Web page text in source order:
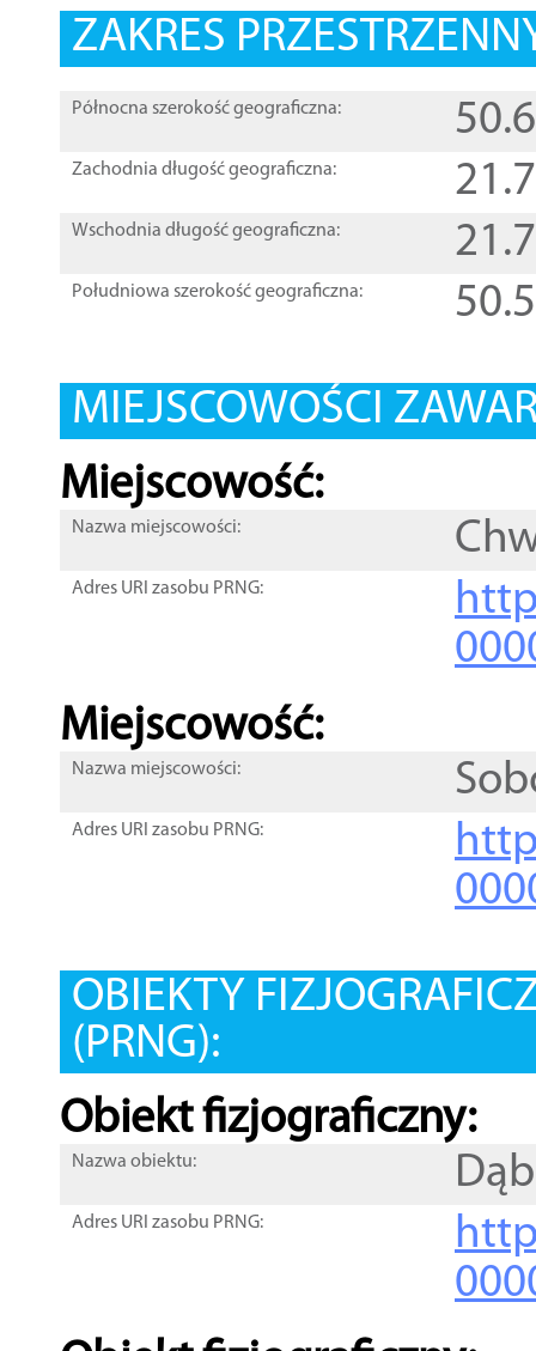
ZAKRES
Północna szerokość geograficzna:
Zachodnia długość geograficzna:
Wschodnia długość geograficzna:
Południowa szerokość geograficzna:
MIEJSCOWOŚCI
Miejscowość:
Nazwa miejscowości:
Adres URI zasobu PRNG:
Miejscowość:
Nazwa miejscowości:
Adres URI zasobu PRNG:
OBIEKTY
(PRNG):
Obiekt fizjograficzny:
Nazwa obiektu:
Adres URI zasobu PRNG: